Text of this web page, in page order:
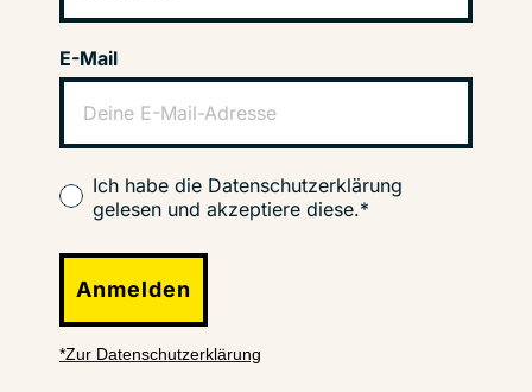
E-Mail
Ich habe die Datenschutzerklärung
gelesen und akzeptiere diese.*
Anmelden
*Zur Datenschutzerklärung